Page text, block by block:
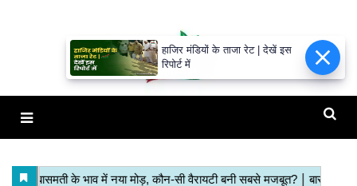
हाजिर मंडियों के ताजा रेट | देखें इस
रिपोर्ट में